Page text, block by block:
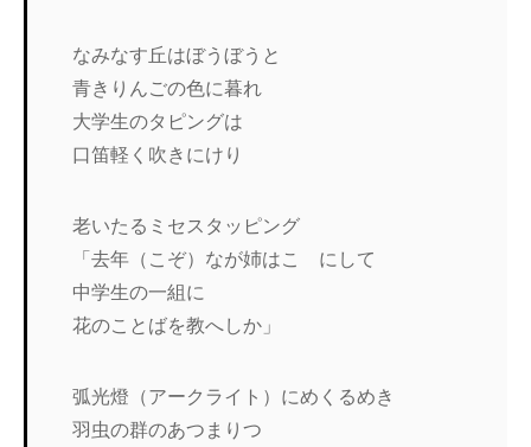
なみなす丘はぼうぼうと
青きりんごの色に暮れ
大学生のタピングは
口笛軽く吹きにけり
老いたるミセスタッピング
「去年（こぞ）なが姉はこゝにして
中学生の一組に
花のことばを教へしか」
弧光燈（アークライト）にめくるめき
羽虫の群のあつまりつ